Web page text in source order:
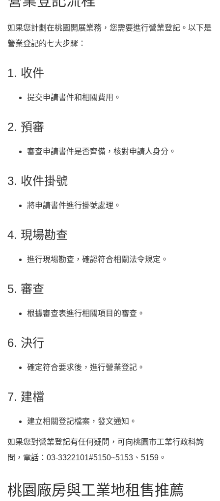
如果您計劃在桃園開展業務，您需要進行營業登記。以下是
營業登記的七大步驟：
1. 收件
提交申請書件和相關費用。
2. 預審
審查申請書件是否齊備，核對申請人身分。
3. 收件掛號
將申請書件進行掛號處理。
4. 現場勘查
進行現場勘查，確認符合相關法令規定。
5. 審查
根據審查表進行相關項目的審查。
6. 決行
確定符合要求後，進行營業登記。
7. 建檔
建立相關登記檔案，發文通知。
如果您對營業登記有任何疑問，可向桃園市工業行政科詢
問，電話：03-3322101#5150~5153、5159。
桃園廠房與工業地租售推薦